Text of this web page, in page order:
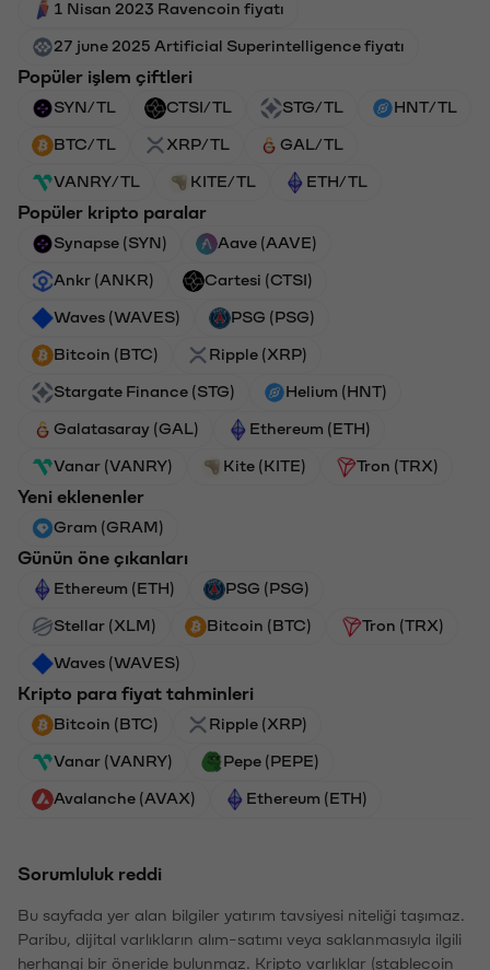
1 Nisan 2023 Ravencoin fiyatı
27 june 2025 Artificial Superintelligence fiyatı
Popüler işlem çiftleri
SYN/TL CTSI/TL STG/TL HNT/TL
BTC/TL XRP/TL GAL/TL
VANRY/TL KITE/TL ETH/TL
Popüler kripto paralar
Synapse (SYN) Aave (AAVE)
Ankr (ANKR) Cartesi (CTSI)
Waves (WAVES) PSG (PSG)
Bitcoin (BTC) Ripple (XRP)
Stargate Finance (STG) Helium (HNT)
Galatasaray (GAL) Ethereum (ETH)
Vanar (VANRY) Kite (KITE) Tron (TRX)
Yeni eklenenler
Gram (GRAM)
Günün öne çıkanları
Ethereum (ETH) PSG (PSG)
Stellar (XLM) Bitcoin (BTC) Tron (TRX)
Waves (WAVES)
Kripto para fiyat tahminleri
Bitcoin (BTC) Ripple (XRP)
Vanar (VANRY) Pepe (PEPE)
Avalanche (AVAX) Ethereum (ETH)
Sorumluluk reddi
Bu sayfada yer alan bilgiler yatırım tavsiyesi niteliği taşımaz.
Paribu, dijital varlıkların alım-satımı veya saklanmasıyla ilgili
herhangi bir öneride bulunmaz. Kripto varlıklar (stablecoin